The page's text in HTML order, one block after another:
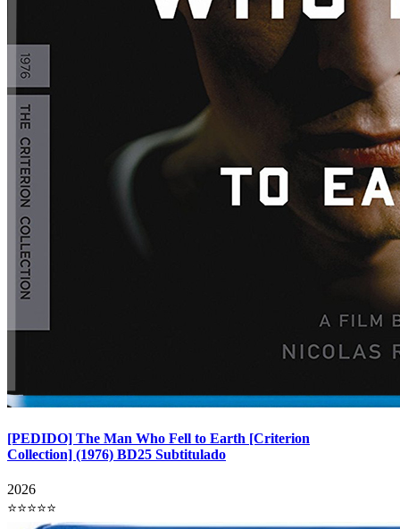
[PEDIDO] The Man Who Fell to Earth [Criterion
Collection] (1976) BD25 Subtitulado
2026
⭐⭐⭐⭐⭐